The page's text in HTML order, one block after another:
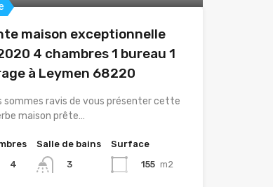
maison exceptionnelle
4 chambres 1 bureau 1
à Leymen 68220
sommes ravis de vous présenter cette
maison prête…
4
Salle de bains
3
Surface
155 m2